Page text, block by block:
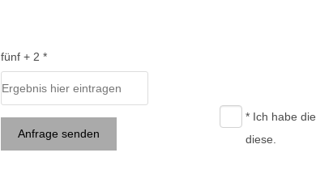
fünf + 2 *
Anfrage senden
* Ich habe die
diese.